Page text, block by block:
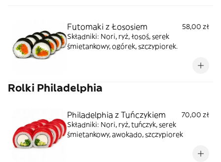
Futomaki z Łososiem
58,00 zł
Składniki: Nori, ryż, łosoś, serek
śmietankowy, ogórek, szczypiorek.
Rolki Philadelphia
Philadelphia z Tuńczykiem
70,00 zł
Składniki: Nori, ryż, tuńczyk, serek
śmietankowy, awokado, szczypiorek